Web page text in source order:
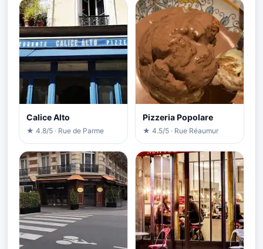
Calice Alto
★ 4.8/5 · Rue de Parme
Pizzeria Popolare
★ 4.5/5 · Rue Réaumur